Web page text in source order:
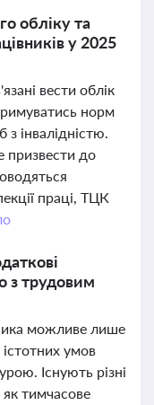
обліку та
у 2025
вести облік
норм
з інвалідністю.
до
праці, ТЦК
з трудовим
можливе лише
умов
Існують різні
тимчасове